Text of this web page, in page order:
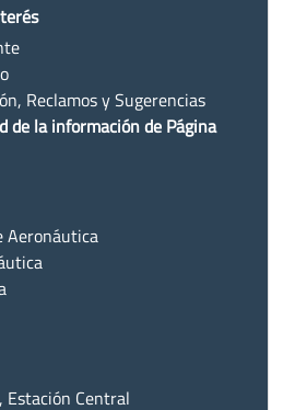
Reclamos y Sugerencias
de la información de Página
Aeronáutica
Estación Central